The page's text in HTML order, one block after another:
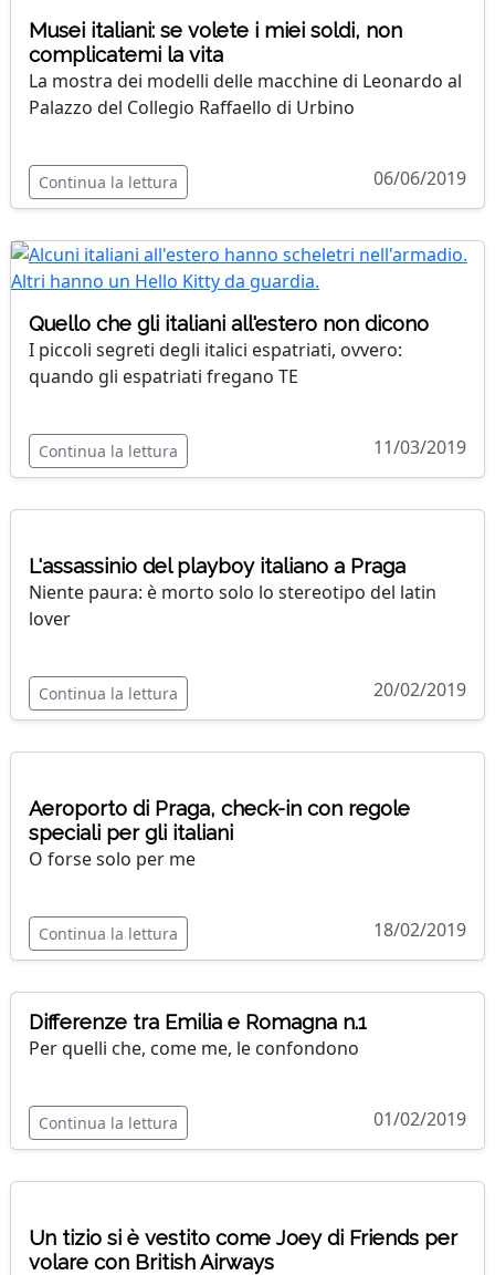
Musei italiani: se volete i miei soldi, non
complicatemi la vita
La mostra dei modelli delle macchine di Leonardo al
Palazzo del Collegio Raffaello di Urbino
Continua la lettura 06/06/2019
Quello che gli italiani all'estero non dicono
I piccoli segreti degli italici espatriati, ovvero:
quando gli espatriati fregano TE
Continua la lettura 11/03/2019
L'assassinio del playboy italiano a Praga
Niente paura: è morto solo lo stereotipo del latin
lover
Continua la lettura 20/02/2019
Aeroporto di Praga, check-in con regole
speciali per gli italiani
O forse solo per me
Continua la lettura 18/02/2019
Differenze tra Emilia e Romagna n.1
Per quelli che, come me, le confondono
Continua la lettura 01/02/2019
Un tizio si è vestito come Joey di Friends per
volare con British Airways